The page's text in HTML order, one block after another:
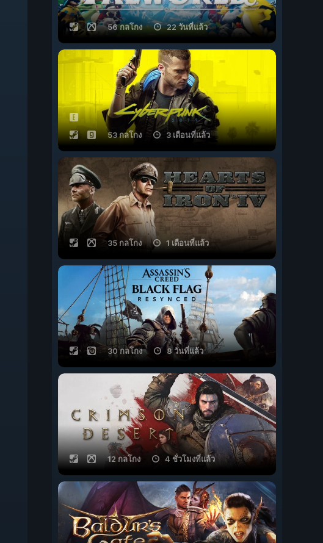
56 กลโกง 22 วันที่แล้ว
53 กลโกง 3 เดือนที่แล้ว
35 กลโกง 1 เดือนที่แล้ว
30 กลโกง 8 วันที่แล้ว
12 กลโกง 4 ชั่วโมงที่แล้ว